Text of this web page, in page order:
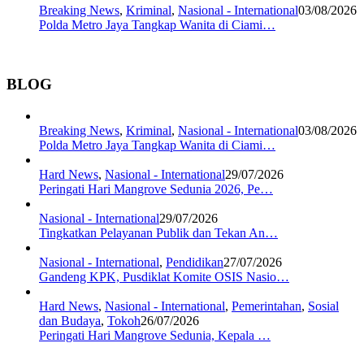
Breaking News, Kriminal, Nasional - International03/08/2026
Polda Metro Jaya Tangkap Wanita di Ciami…
BLOG
Breaking News, Kriminal, Nasional - International03/08/2026
Polda Metro Jaya Tangkap Wanita di Ciami…
Hard News, Nasional - International29/07/2026
Peringati Hari Mangrove Sedunia 2026, Pe…
Nasional - International29/07/2026
Tingkatkan Pelayanan Publik dan Tekan An…
Nasional - International, Pendidikan27/07/2026
Gandeng KPK, Pusdiklat Komite OSIS Nasio…
Hard News, Nasional - International, Pemerintahan, Sosial
dan Budaya, Tokoh26/07/2026
Peringati Hari Mangrove Sedunia, Kepala …